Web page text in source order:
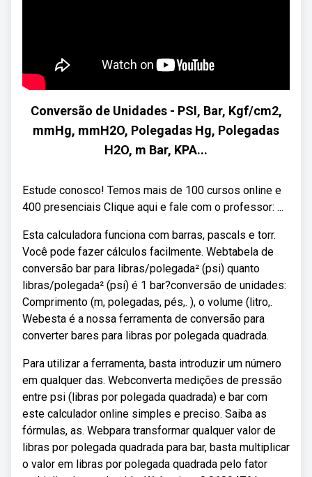
Conversão de Unidades - PSI, Bar, Kgf/cm2,
mmHg, mmH2O, Polegadas Hg, Polegadas
H2O, m Bar, KPA...
Estude conosco! Temos mais de 100 cursos online e
400 presenciais Clique aqui e fale com o professor: ...
Esta calculadora funciona com barras, pascals e torr.
Você pode fazer cálculos facilmente. Webtabela de
conversão bar para libras/polegada² (psi) quanto
libras/polegada² (psi) é 1 bar?conversão de unidades:
Comprimento (m, polegadas, pés,. ), o volume (litro,.
Webesta é a nossa ferramenta de conversão para
converter bares para libras por polegada quadrada.
Para utilizar a ferramenta, basta introduzir um número
em qualquer das. Webconverta medições de pressão
entre psi (libras por polegada quadrada) e bar com
este calculador online simples e preciso. Saiba as
fórmulas, as. Webpara transformar qualquer valor de
libras por polegada quadrada para bar, basta multiplicar
o valor em libras por polegada quadrada pelo fator